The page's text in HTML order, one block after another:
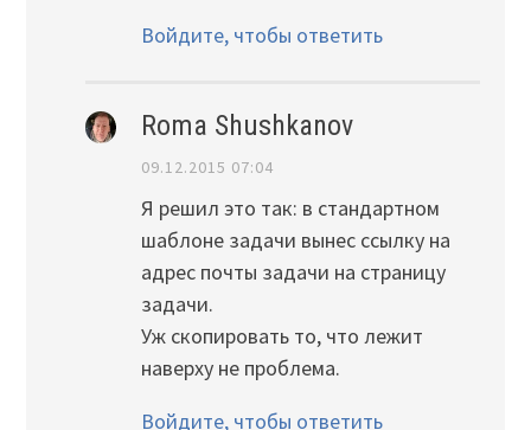
Войдите, чтобы ответить
Roma Shushkanov
09.12.2015 07:04
Я решил это так: в стандартном
шаблоне задачи вынес ссылку на
адрес почты задачи на страницу
задачи.
Уж скопировать то, что лежит
наверху не проблема.
Войдите, чтобы ответить